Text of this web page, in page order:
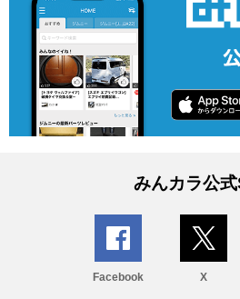
みんカラ公
Facebook X